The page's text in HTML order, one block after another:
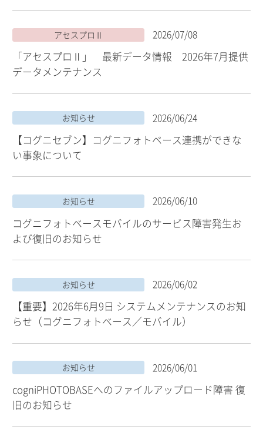
アセスプロⅡ 2026/07/08
「アセスプロⅡ」 最新データ情報 2026年7月提供
データメンテナンス
お知らせ 2026/06/24
【コグニセブン】コグニフォトベース連携ができな
い事象について
お知らせ 2026/06/10
コグニフォトベースモバイルのサービス障害発生お
よび復旧のお知らせ
お知らせ 2026/06/02
【重要】2026年6月9日 システムメンテナンスのお知
らせ（コグニフォトベース／モバイル）
お知らせ 2026/06/01
cogniPHOTOBASEへのファイルアップロード障害 復
旧のお知らせ